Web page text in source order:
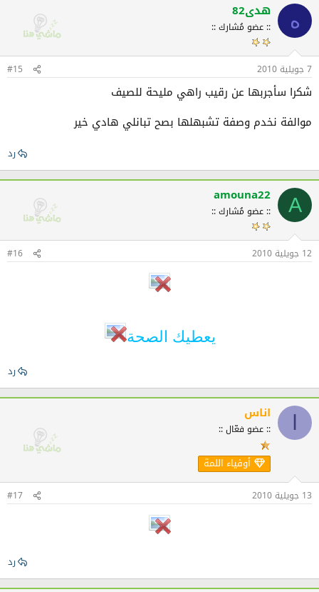
ه هدى82
:: عضو مُشارك ::
7 جويلية 2010 #15
شكرا سأجربها عن رقيب راهي مليحة للصيف
موالفة نخدم وصفة تشبهلها بصح تبانلي هادي خير
رد
A
amouna22
:: عضو مُشارك ::
12 جويلية 2010 #16
يعطيك الصحة
رد
اناس
:: عضو فعّال ::
أوفياء اللمة
13 جويلية 2010 #17
رد